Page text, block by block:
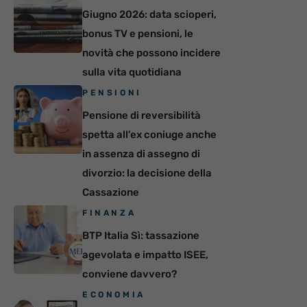
Giugno 2026: data scioperi,
bonus TV e pensioni, le
novità che possono incidere
sulla vita quotidiana
PENSIONI
Pensione di reversibilità
spetta all’ex coniuge anche
in assenza di assegno di
divorzio: la decisione della
Cassazione
FINANZA
BTP Italia Sì: tassazione
agevolata e impatto ISEE,
conviene davvero?
ECONOMIA